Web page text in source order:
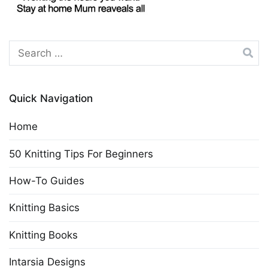
Search
for:
Quick Navigation
Home
50 Knitting Tips For Beginners
How-To Guides
Knitting Basics
Knitting Books
Intarsia Designs